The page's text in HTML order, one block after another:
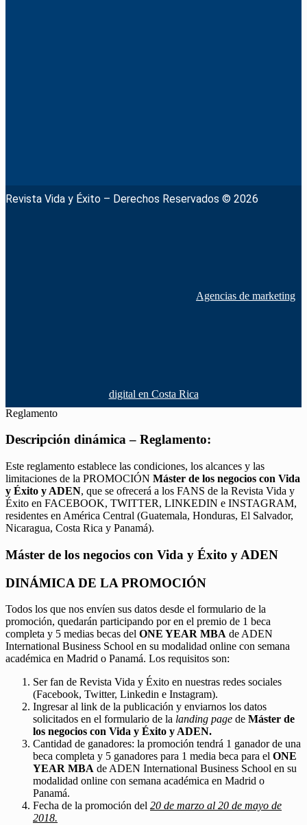
Revista Vida y Éxito – Derechos Reservados © 2026
Agencias de marketing
digital en Costa Rica
Reglamento
Descripción dinámica – Reglamento:
Este reglamento establece las condiciones, los alcances y las
limitaciones de la PROMOCIÓN Máster de los negocios con Vida
y Éxito y ADEN, que se ofrecerá a los FANS de la Revista Vida y
Éxito en FACEBOOK, TWITTER, LINKEDIN e INSTAGRAM,
residentes en América Central (Guatemala, Honduras, El Salvador,
Nicaragua, Costa Rica y Panamá).
Máster de los negocios con Vida y Éxito y ADEN
DINÁMICA DE LA PROMOCIÓN
Todos los que nos envíen sus datos desde el formulario de la
promoción, quedarán participando por en el premio de 1 beca
completa y 5 medias becas del ONE YEAR MBA de ADEN
International Business School en su modalidad online con semana
académica en Madrid o Panamá. Los requisitos son:
Ser fan de Revista Vida y Éxito en nuestras redes sociales
(Facebook, Twitter, Linkedin e Instagram).
Ingresar al link de la publicación y enviarnos los datos
solicitados en el formulario de la landing page de Máster de
los negocios con Vida y Éxito y ADEN.
Cantidad de ganadores: la promoción tendrá 1 ganador de una
beca completa y 5 ganadores para 1 media beca para el ONE
YEAR MBA de ADEN International Business School en su
modalidad online con semana académica en Madrid o
Panamá.
Fecha de la promoción del 20 de marzo al 20 de mayo de
2018.